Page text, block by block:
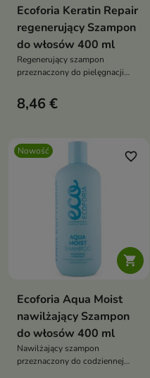
Ecoforia Keratin Repair
regenerujący Szampon
do włosów 400 ml
Regenerujący szampon
przeznaczony do pielęgnacji
osłabionych i podatnych na
łamanie.
8,46 €
Nowość

favorite_border
Ecoforia Aqua Moist
nawilżający Szampon
do włosów 400 ml
Nawilżający szampon
przeznaczony do codziennej